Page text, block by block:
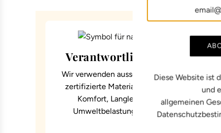
Verantwortliche Materialien
Wir verwenden ausschließlich natürliche und
zertifizierte Materialien, die sorgfältig nach
Komfort, Langlebigkeit und geringer
Umweltbelastung ausgewählt wurden.
Diese Website ist
und
allgemeinen